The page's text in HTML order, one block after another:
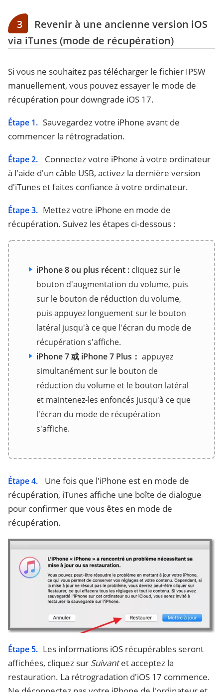
3
Revenir à une ancienne version iOS
via iTunes (mode de récupération)
Si vous ne souhaitez pas télécharger le fichier IPSW
manuellement, vous pouvez essayer le mode de
récupération pour downgrade iOS 17.
Étape 1. Sauvegardez votre iPhone avant de
commencer la rétrogradation.
Étape 2.
Connectez votre iPhone à votre ordinateur
à l'aide d'un câble USB, activez la dernière version
d'iTunes et faites confiance à votre ordinateur.
Étape 3. Mettez votre iPhone en mode de
récupération. Suivez les étapes ci-dessous :
iPhone 8 ou plus récent : cliquez sur le
bouton d'augmentation du volume, puis
sur le bouton de réduction du volume,
puis appuyez longuement sur le bouton
latéral jusqu'à ce que l'écran du mode de
récupération s'affiche.
iPhone 7 或 iPhone 7 Plus： appuyez
simultanément sur le bouton de
réduction du volume et le bouton latéral
et maintenez-les enfoncés jusqu'à ce que
l'écran du mode de récupération
s'affiche.
Étape 4.
Une fois que l'iPhone est en mode de
récupération, iTunes affiche une boîte de dialogue
pour confirmer que vous êtes en mode de
récupération.
Étape 5. Les informations iOS récupérables seront
affichées, cliquez sur Suivantet acceptez la
restauration. La rétrogradation d'iOS 17 commence.